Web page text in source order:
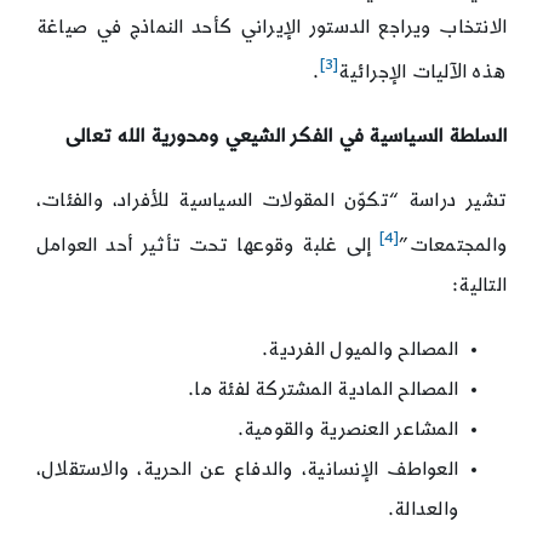
الانتخاب ويراجع الدستور الإيراني كأحد النماذج في صياغة
هذه الآليات الإجرائية[3]
.
السلطة السياسية في الفكر الشيعي ومحورية الله تعالى
تشير دراسة “تكوّن المقولات السياسية للأفراد، والفئات،
والمجتمعات”[4]
إلى غلبة وقوعها تحت تأثير أحد العوامل
التالية:
المصالح والميول الفردية.
المصالح المادية المشتركة لفئة ما.
المشاعر العنصرية والقومية.
العواطف الإنسانية، والدفاع عن الحرية، والاستقلال،
والعدالة.